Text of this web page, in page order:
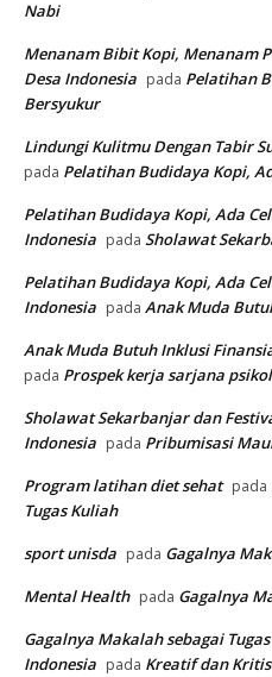
Nabi
Menanam Bibit Kopi, Menanam
Desa Indonesia pada Pelatihan
Bersyukur
Lindungi Kulitmu Dengan Tabir
pada Pelatihan Budidaya Kopi,
Pelatihan Budidaya Kopi, Ada
Indonesia pada Sholawat
Pelatihan Budidaya Kopi, Ada
Indonesia pada Anak Muda
Anak Muda Butuh Inklusi
pada Prospek kerja sarjana
Sholawat Sekarbanjar dan
Indonesia pada Pribumisasi
Program latihan diet sehat pada
Tugas Kuliah
sport unisda pada Gagalnya
Mental Health pada Gagalnya
Gagalnya Makalah sebagai
Indonesia pada Kreatif dan